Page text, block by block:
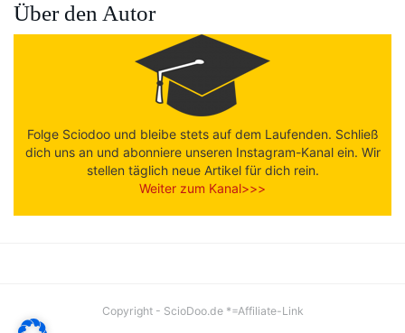
Über den Autor
Folge Sciodoo und bleibe stets auf dem Laufenden. Schließ
dich uns an und abonniere unseren Instagram-Kanal ein. Wir
stellen täglich neue Artikel für dich rein.
Weiter zum Kanal>>>
Copyright - ScioDoo.de *=Affiliate-Link